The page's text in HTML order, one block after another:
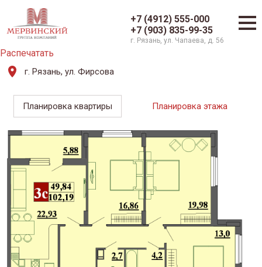
+7 (4912) 555-000
+7 (903) 835-99-35
г. Рязань, ул. Чапаева, д. 56
Распечатать
г. Рязань, ул. Фирсова
Планировка квартиры Планировка этажа